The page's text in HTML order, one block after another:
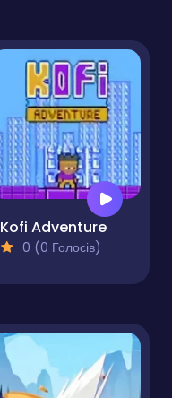
Kofi Adventure
0 (0 Голосів)